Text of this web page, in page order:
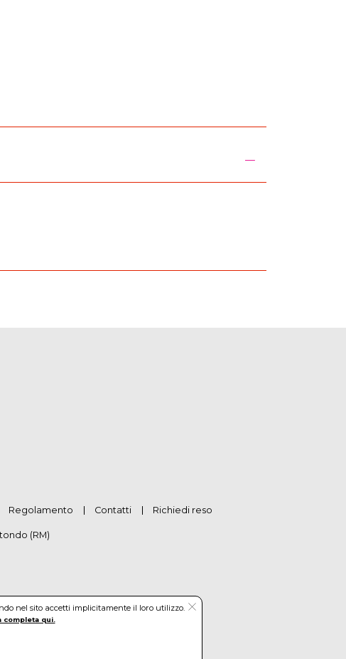
Regolamento Contatti Richiedi reso
(RM)
nel sito accetti implicitamente il loro utilizzo.
completa qui.